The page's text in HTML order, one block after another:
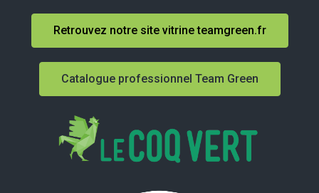
Retrouvez notre site vitrine teamgreen.fr
Catalogue professionnel Team Green